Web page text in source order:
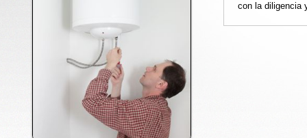
con la diligencia